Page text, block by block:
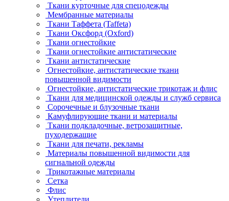
Ткани курточные для спецодежды
Мембранные материалы
Ткани Таффета (Taffeta)
Ткани Оксфорд (Oxford)
Ткани огнестойкие
Ткани огнестойкие антистатические
Ткани антистатические
Огнестойкие, антистатические ткани
повышенной видимости
Огнестойкие, антистатические трикотаж и флис
Ткани для медицинской одежды и служб сервиса
Сорочечные и блузочные ткани
Камуфлирующие ткани и материалы
Ткани подкладочные, ветрозащитные,
пуходержащие
Ткани для печати, рекламы
Материалы повышенной видимости для
сигнальной одежды
Трикотажные материалы
Сетка
Флис
Утеплители